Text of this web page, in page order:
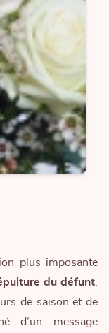
plus imposante
du défunt
de saison et de
d’un message